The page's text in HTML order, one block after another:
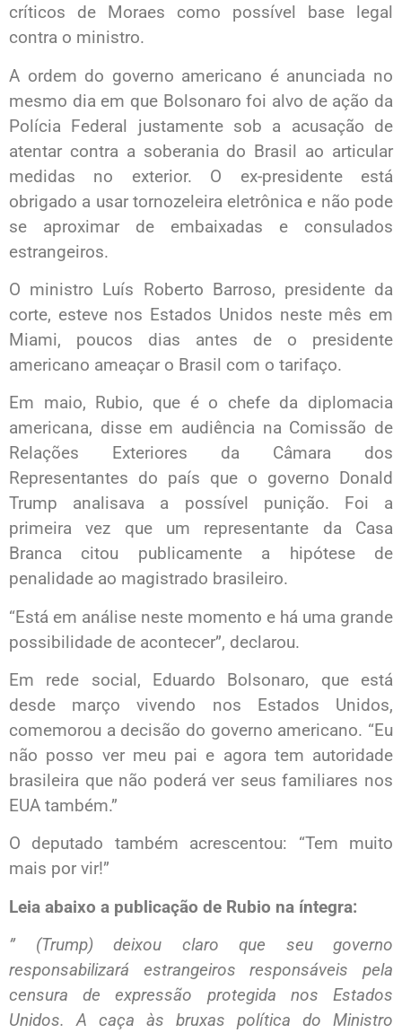
críticos de Moraes como possível base legal
contra o ministro.
A ordem do governo americano é anunciada no
mesmo dia em que Bolsonaro foi alvo de ação da
Polícia Federal justamente sob a acusação de
atentar contra a soberania do Brasil ao articular
medidas no exterior. O ex-presidente está
obrigado a usar tornozeleira eletrônica e não pode
se aproximar de embaixadas e consulados
estrangeiros.
O ministro Luís Roberto Barroso, presidente da
corte, esteve nos Estados Unidos neste mês em
Miami, poucos dias antes de o presidente
americano ameaçar o Brasil com o tarifaço.
Em maio, Rubio, que é o chefe da diplomacia
americana, disse em audiência na Comissão de
Relações Exteriores da Câmara dos
Representantes do país que o governo Donald
Trump analisava a possível punição. Foi a
primeira vez que um representante da Casa
Branca citou publicamente a hipótese de
penalidade ao magistrado brasileiro.
“Está em análise neste momento e há uma grande
possibilidade de acontecer”, declarou.
Em rede social, Eduardo Bolsonaro, que está
desde março vivendo nos Estados Unidos,
comemorou a decisão do governo americano. “Eu
não posso ver meu pai e agora tem autoridade
brasileira que não poderá ver seus familiares nos
EUA também.”
O deputado também acrescentou: “Tem muito
mais por vir!”
Leia abaixo a publicação de Rubio na íntegra:
” (Trump) deixou claro que seu governo
responsabilizará estrangeiros responsáveis pela
censura de expressão protegida nos Estados
Unidos. A caça às bruxas política do Ministro